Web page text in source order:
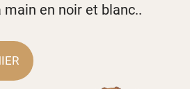
en noir et blanc..